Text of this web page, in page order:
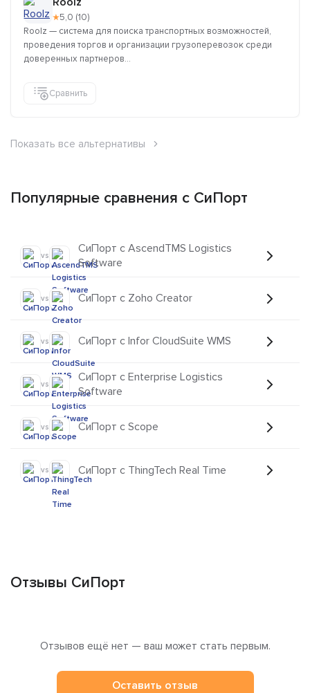
★5,0 (10)
Roolz — система для поиска транспортных возможностей,
проведения торгов и организации грузоперевозок среди
доверенных партнеров...
Сравнить
Показать все альтернативы
Популярные сравнения с СиПорт
vs
СиПорт с AscendTMS Logistics
Software
vs СиПорт с Zoho Creator
vs СиПорт с Infor CloudSuite WMS
vs
СиПорт с Enterprise Logistics
Software
vs СиПорт с Scope
vs СиПорт с ThingTech Real Time
Отзывы СиПорт
Отзывов ещё нет — ваш может стать первым.
Оставить отзыв